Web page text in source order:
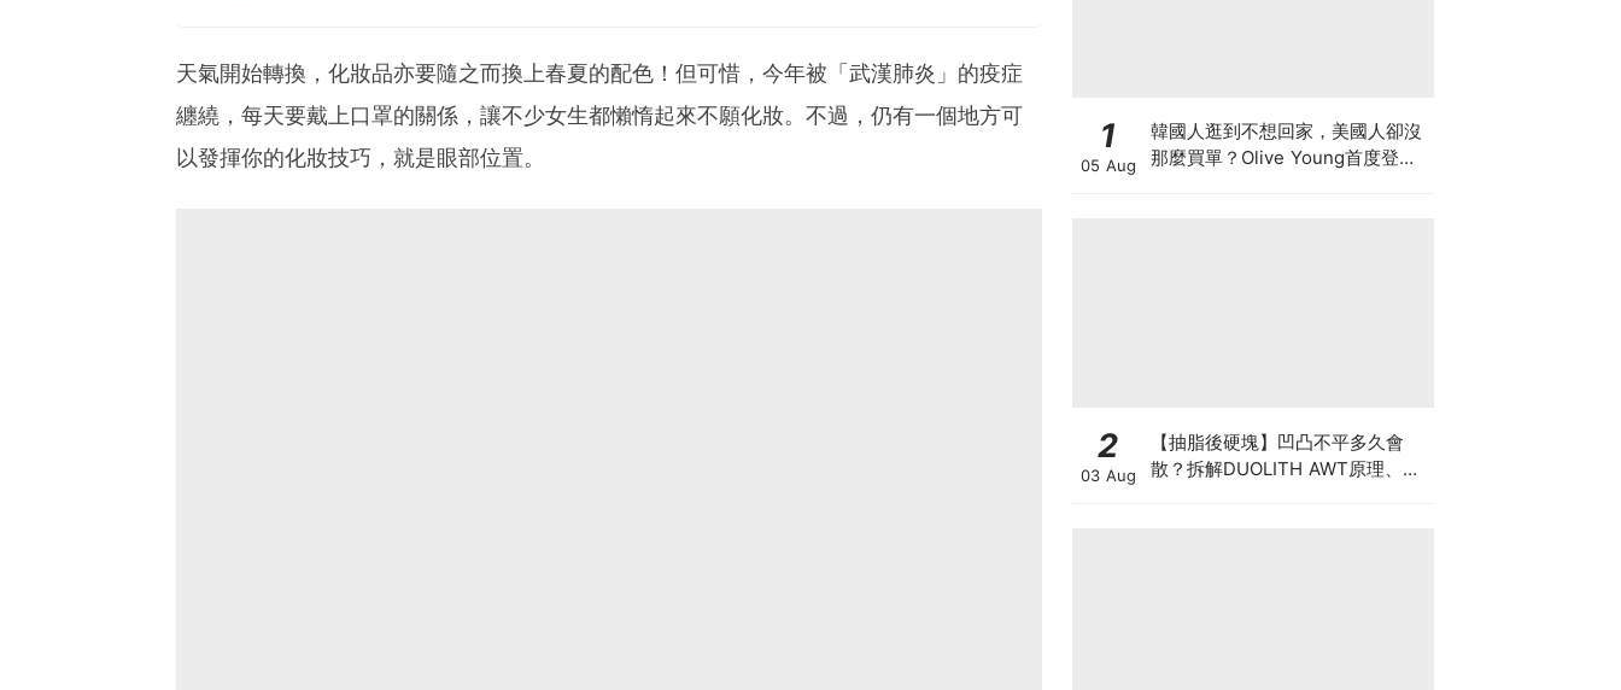
天氣開始轉換，化妝品亦要隨之而換上春夏的配色！但可惜，今年被「武漢肺炎」的疫症
纏繞，每天要戴上口罩的關係，讓不少女生都懶惰起來不願化妝。不過，仍有一個地方可
以發揮你的化妝技巧，就是眼部位置。
1
05 Aug
韓國人逛到不想回家，美國人卻沒
那麼買單？Olive Young首度登陸
2
03 Aug
【抽脂後硬塊】凹凸不平多久會
散？拆解DUOLITH AWT原理、按